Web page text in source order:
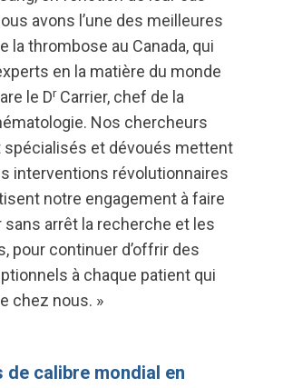
avons l’une des meilleures
la thrombose au Canada, qui
en la matière du monde
le DrCarrier, chef de la
Nos chercheurs
spécialisés et dévoués mettent
interventions révolutionnaires
notre engagement à faire
arrêt la recherche et les
pour continuer d’offrir des
à chaque patient qui
chez nous. »
de calibre mondial en